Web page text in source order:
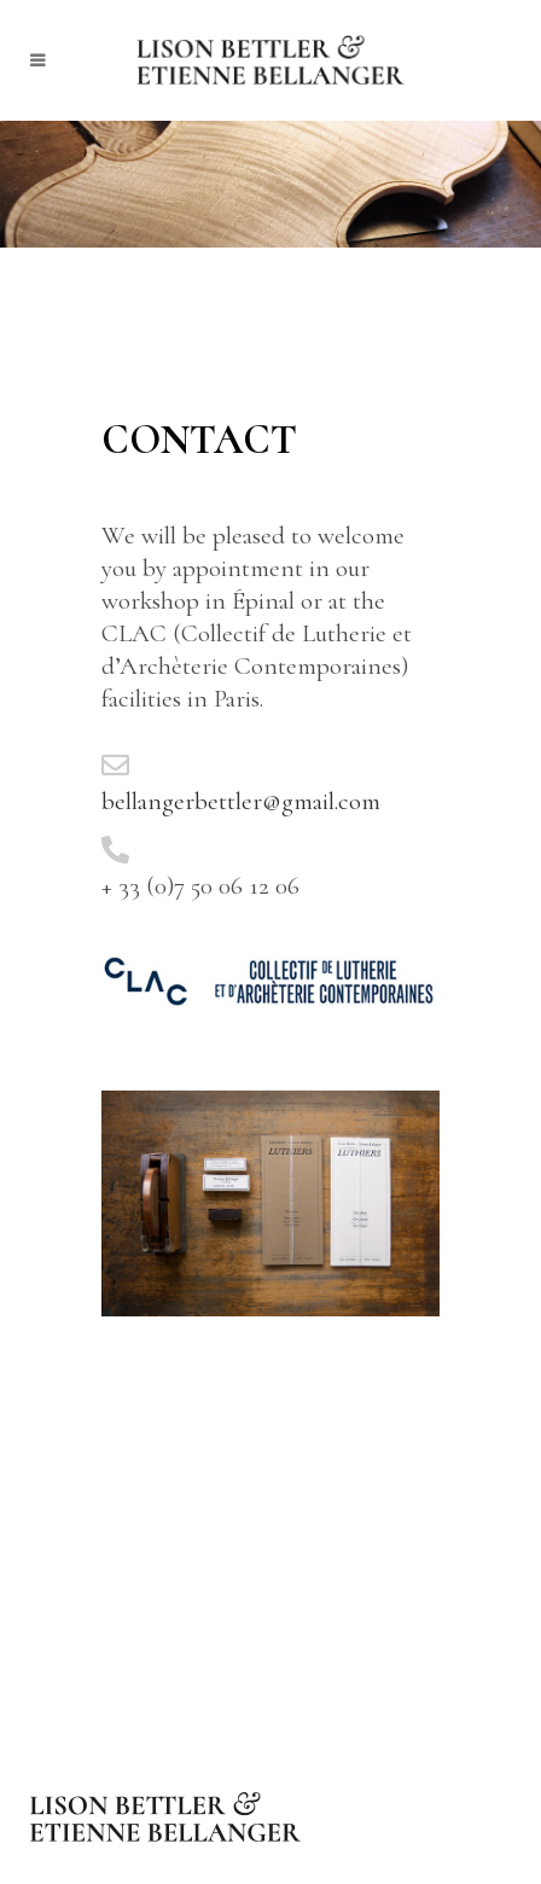
CONTACT
We will be pleased to welcome
you by appointment in our
workshop in Épinal or at the
CLAC (Collectif de Lutherie et
d’Archèterie Contemporaines)
facilities in Paris.
bellangerbettler@gmail.com
+ 33 (0)7 50 06 12 06